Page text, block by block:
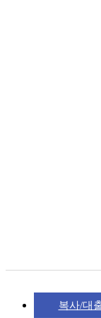
복사/대